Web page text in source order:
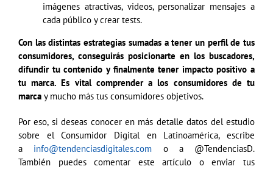
imágenes atractivas, videos, personalizar mensajes a
cada público y crear tests.
Con las distintas estrategias sumadas a tener un perfil de tus
consumidores, conseguirás posicionarte en los buscadores,
difundir tu contenido y finalmente tener impacto positivo a
tu marca. Es vital comprender a los consumidores de tu
marca y mucho más tus consumidores objetivos.
Por eso, si deseas conocer en más detalle datos del estudio
sobre el Consumidor Digital en Latinoamérica, escribe
a info@tendenciasdigitales.com o a @TendenciasD.
También puedes comentar este artículo o enviar tus